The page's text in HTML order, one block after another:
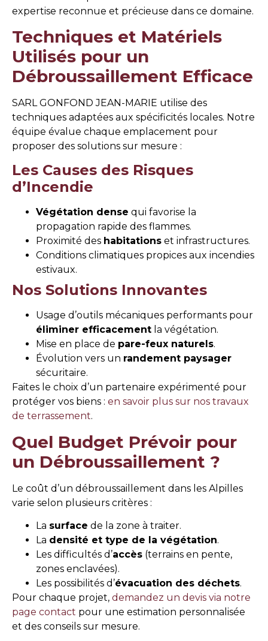
expertise reconnue et précieuse dans ce domaine.
Techniques et Matériels
Utilisés pour un
Débroussaillement Efficace
SARL GONFOND JEAN-MARIE utilise des
techniques adaptées aux spécificités locales. Notre
équipe évalue chaque emplacement pour
proposer des solutions sur mesure :
Les Causes des Risques
d’Incendie
Végétation dense qui favorise la
propagation rapide des flammes.
Proximité des habitations et infrastructures.
Conditions climatiques propices aux incendies
estivaux.
Nos Solutions Innovantes
Usage d’outils mécaniques performants pour
éliminer efficacement la végétation.
Mise en place de pare-feux naturels.
Évolution vers un randement paysager
sécuritaire.
Faites le choix d’un partenaire expérimenté pour
protéger vos biens : en savoir plus sur nos travaux
de terrassement.
Quel Budget Prévoir pour
un Débroussaillement ?
Le coût d’un débroussaillement dans les Alpilles
varie selon plusieurs critères :
La surface de la zone à traiter.
La densité et type de la végétation.
Les difficultés d’accès (terrains en pente,
zones enclavées).
Les possibilités d’évacuation des déchets.
Pour chaque projet, demandez un devis via notre
page contact pour une estimation personnalisée
et des conseils sur mesure.